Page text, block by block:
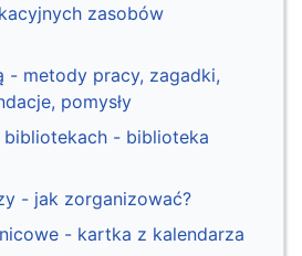
zasobów
- metody pracy, zagadki,
pomysły
bibliotekach - biblioteka
- jak zorganizować?
- kartka z kalendarza